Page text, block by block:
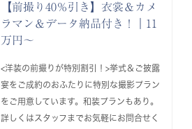
【前撮り40％引き】衣裳＆カメ
ラマン＆データ納品付き！｜11
万円～
<洋装の前撮りが特別割引！>挙式＆ご披露
宴をご成約のおふたりに特別な撮影プラン
をご用意しています。和装プランもあり。
詳しくはスタッフまでお気軽にお問合せく